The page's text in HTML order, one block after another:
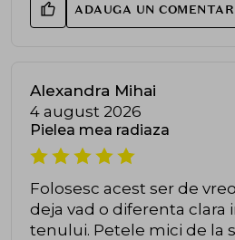
ADAUGA UN
Alexandra Mihai
4 august 2026
Pielea mea radiaza
Folosesc acest ser de
deja vad o diferenta clara
tenului. Petele mici de la